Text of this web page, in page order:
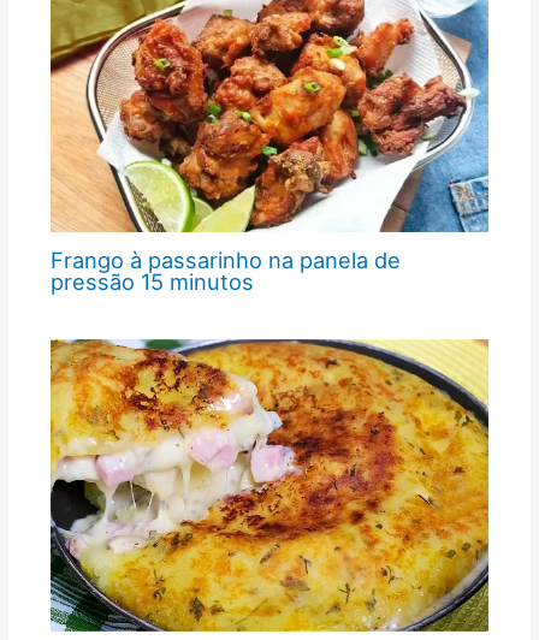
Frango à passarinho na panela de
pressão 15 minutos